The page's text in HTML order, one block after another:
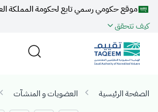
موقع حكومي رسمي تابع لحكومة المملكة
كيف تتحقق
الصفحة الرئيسية العضويات و المنشآت